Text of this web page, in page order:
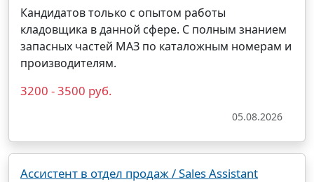
Кандидатов только с опытом работы
кладовщика в данной сфере. С полным знанием
запасных частей МАЗ по каталожным номерам и
производителям.
3200 - 3500 руб.
05.08.2026
Ассистент в отдел продаж / Sales Assistant